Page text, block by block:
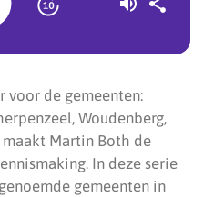
voor de gemeenten:
Woudenberg,
maakt Martin Both de
In deze serie
gemeenten in